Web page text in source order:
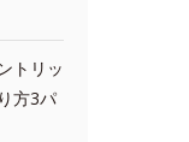
トリッ
方3パ